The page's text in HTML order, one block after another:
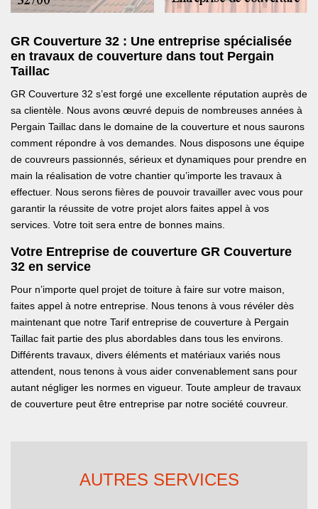
GR Couverture 32 : Une entreprise spécialisée
en travaux de couverture dans tout Pergain
Taillac
GR Couverture 32 s’est forgé une excellente réputation auprès de
sa clientèle. Nous avons œuvré depuis de nombreuses années à
Pergain Taillac dans le domaine de la couverture et nous saurons
comment répondre à vos demandes. Nous disposons une équipe
de couvreurs passionnés, sérieux et dynamiques pour prendre en
main la réalisation de votre chantier qu’importe les travaux à
effectuer. Nous serons fières de pouvoir travailler avec vous pour
garantir la réussite de votre projet alors faites appel à vos
services. Votre toit sera entre de bonnes mains.
Votre Entreprise de couverture GR Couverture
32 en service
Pour n’importe quel projet de toiture à faire sur votre maison,
faites appel à notre entreprise. Nous tenons à vous révéler dès
maintenant que notre Tarif entreprise de couverture à Pergain
Taillac fait partie des plus abordables dans tous les environs.
Différents travaux, divers éléments et matériaux variés nous
attendent, nous tenons à vous aider convenablement sans pour
autant négliger les normes en vigueur. Toute ampleur de travaux
de couverture peut être entreprise par notre société couvreur.
AUTRES SERVICES